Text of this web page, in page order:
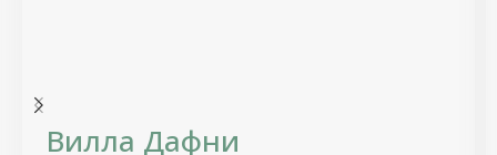
Вилла Дафни